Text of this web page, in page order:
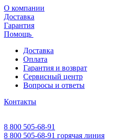
О компании
Доставка
Гарантия
Помощь
Доставка
Оплата
Гарантия и возврат
Сервисный центр
Вопросы и ответы
Контакты
8 800 505-68-91
8 800 505-68-91 горячая линия